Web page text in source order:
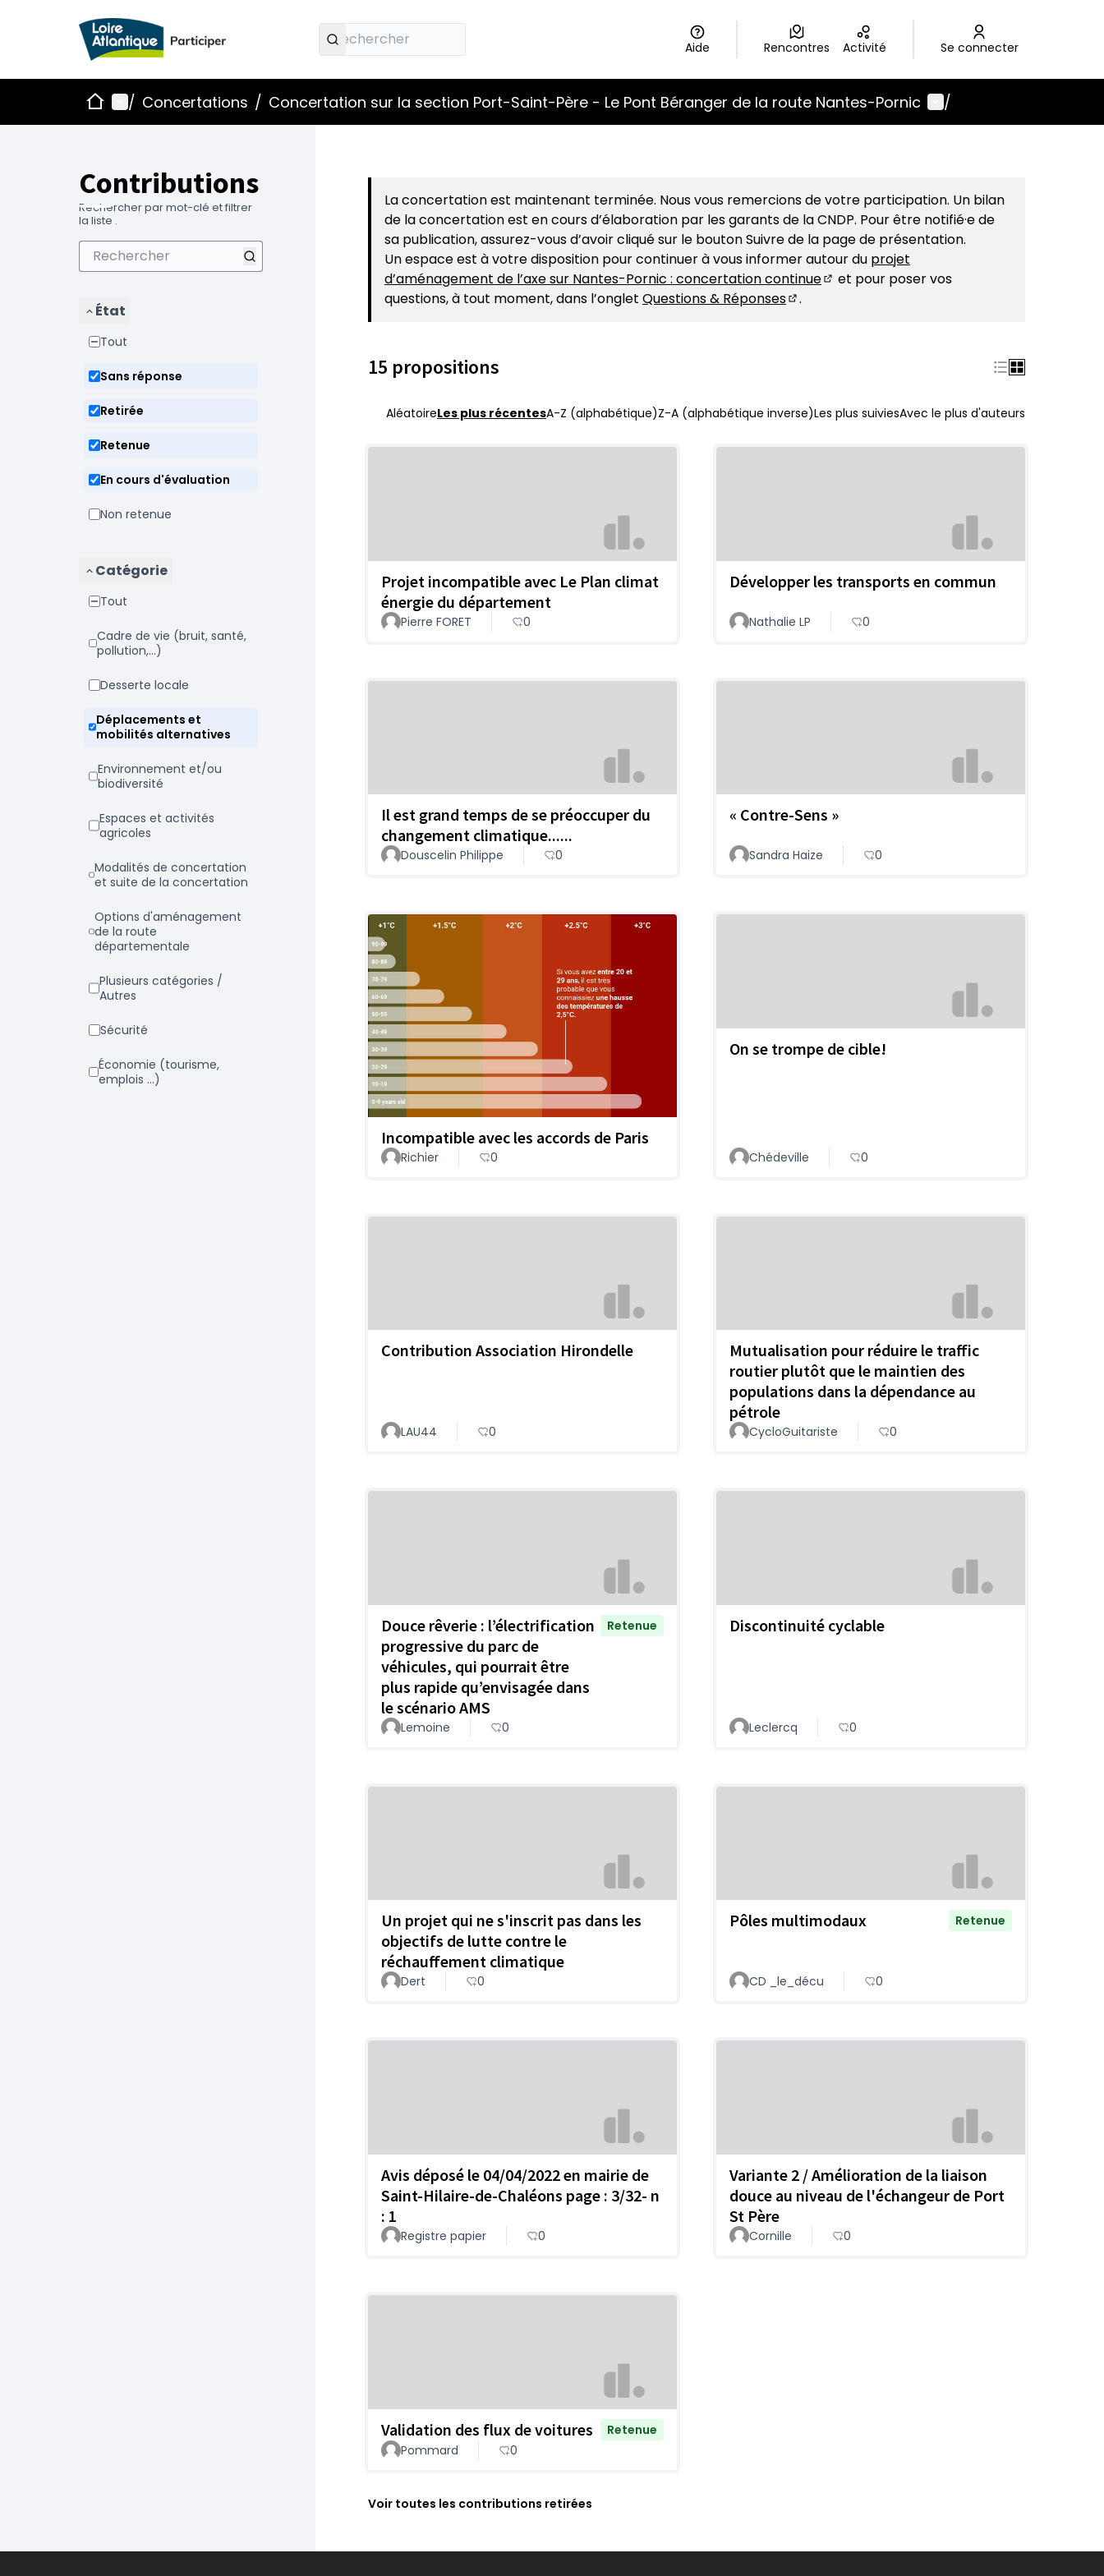
Aide Rencontres Activité Se connecter
AccueilMenu principal
/ Concertations / Concertation sur la section Port-Saint-Père - Le Pont Béranger de la route Nantes-Pornic Menu utilisateur
/
Contributions
Rechercher par mot-clé et filtrer
la liste .
État
Tout
Sans réponse
Retirée
Retenue
En cours d'évaluation
Non retenue
Catégorie
Tout
Cadre de vie (bruit, santé,
pollution,...)
Desserte locale
Déplacements et
mobilités alternatives
Environnement et/ou
biodiversité
Espaces et activités
agricoles
Modalités de concertation
et suite de la concertation
Options d'aménagement
de la route
départementale
Plusieurs catégories /
Autres
Sécurité
Économie (tourisme,
emplois ...)
La concertation est maintenant terminée. Nous vous remercions de votre participation. Un bilan
de la concertation est en cours d’élaboration par les garants de la CNDP. Pour être notifié·e de
sa publication, assurez-vous d’avoir cliqué sur le bouton Suivre de la page de présentation.
Un espace est à votre disposition pour continuer à vous informer autour du projet
d’aménagement de l’axe sur Nantes-Pornic : concertation continue
(S'ouvre dans un nouvel onglet)
et pour poser vos
questions, à tout moment, dans l’onglet Questions & Réponses .
15 propositions
AléatoireLes plus récentesA-Z (alphabétique)Z-A (alphabétique inverse)Les plus suiviesAvec le plus d'auteurs
Projet incompatible avec Le Plan climat
énergie du département
Pierre FORET 0
Développer les transports en commun
Nathalie LP 0
Il est grand temps de se préoccuper du
changement climatique......
Douscelin Philippe 0
« Contre-Sens »
Sandra Haize 0
Incompatible avec les accords de Paris
Richier 0
On se trompe de cible!
Chédeville 0
Contribution Association Hirondelle
LAU44 0
Mutualisation pour réduire le traffic
routier plutôt que le maintien des
populations dans la dépendance au
pétrole
CycloGuitariste 0
Douce rêverie : l’électrification
progressive du parc de
véhicules, qui pourrait être
plus rapide qu’envisagée dans
le scénario AMS
Retenue
Lemoine 0
Discontinuité cyclable
Leclercq 0
Un projet qui ne s'inscrit pas dans les
objectifs de lutte contre le
réchauffement climatique
Dert 0
Pôles multimodaux Retenue
CD _le_décu 0
Avis déposé le 04/04/2022 en mairie de
Saint-Hilaire-de-Chaléons page : 3/32- n
: 1
Registre papier 0
Variante 2 / Amélioration de la liaison
douce au niveau de l'échangeur de Port
St Père
Cornille 0
Validation des flux de voitures
Retenue
Pommard
0
Voir toutes les contributions retirées